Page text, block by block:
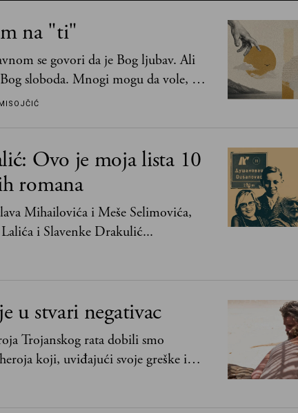
na "ti"
se govori da je Bog ljubav. Ali
sloboda. Mnogi mogu da vole, a
da podnesu slobodu
Ovo je moja lista 10
romana
Mihailovića i Meše Selimovića,
i Slavenke Drakulić...
u stvari negativac
Trojanskog rata dobili smo
koji, uviđajući svoje greške i
shvata da postoje stvari koje su